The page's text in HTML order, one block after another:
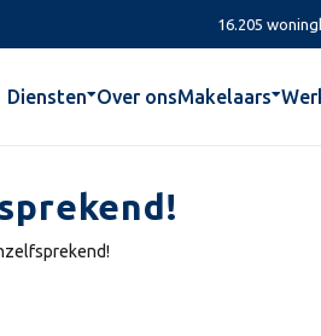
16.205
Diensten Over onsMakelaars